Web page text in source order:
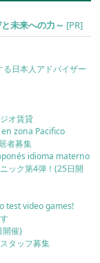
未来への力～ [PR]
日本人アドバイザー
オ賃貸
zona Pacifico
者募集
idioma materno
ック第4弾！(25日開
test video games!
開催)
タッフ募集